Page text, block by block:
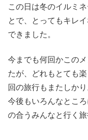
この日は冬のイルミ
とで、とってもキレ
できました。
今までも何回かこの
たが、どれもとても
回の旅行もまたしかり
今後もいろんなとこ
の合うみんなと行く